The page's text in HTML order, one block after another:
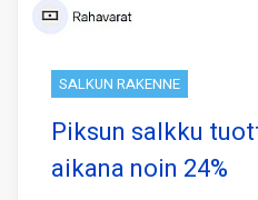
SALKUN RAKENNE
Piksun salkku
aikana noin 24%